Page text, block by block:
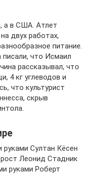
а в США. Атлет
двух работах,
питание.
писали, что Исмаил
рассказывал, что
4 кг углеводов и
что культурист
скрыв
Султан Кёсен
Леонид Стадник
руками Роберт